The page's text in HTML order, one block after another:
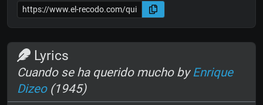
Lyrics
Cuando se ha querido mucho byEnrique
Dizeo(1945)